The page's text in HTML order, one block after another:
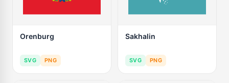
Orenburg
SVG PNG
Sakhalin
SVG PNG